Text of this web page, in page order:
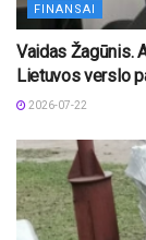
FINANSAI
Vaidas Žagūnis.
Lietuvos verslo
2026-07-22